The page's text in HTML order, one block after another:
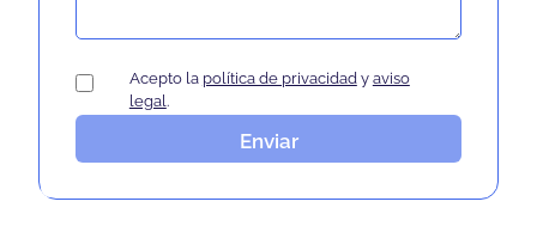
Acepto la política de privacidady aviso
legal.
Enviar